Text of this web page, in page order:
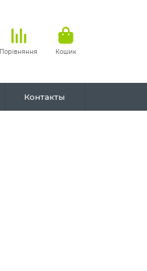
Порівняння Кошик
Контакты